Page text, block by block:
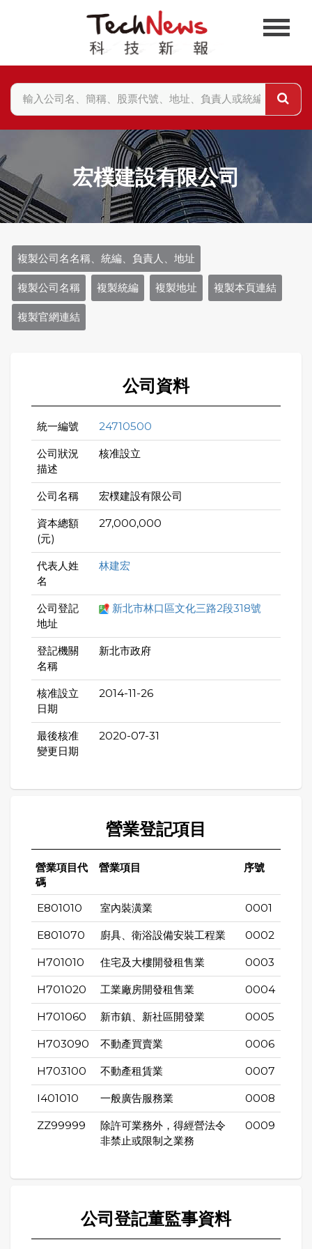
宏樸建設有限公司
複製公司名名稱、統編、負責人、地址
複製公司名稱 複製統編 複製地址 複製本頁連結
複製官網連結
公司資料
統一編號 24710500
公司狀況
描述
核准設立
公司名稱 宏樸建設有限公司
資本總額
(元)
27,000,000
代表人姓
名
林建宏
公司登記
地址
新北市林口區文化三路2段318號
登記機關
名稱
新北市政府
核准設立
日期
2014-11-26
最後核准
變更日期
2020-07-31
營業登記項目
營業項目代
碼
營業項目 序號
E801010 室內裝潢業 0001
E801070 廚具、衛浴設備安裝工程業 0002
H701010 住宅及大樓開發租售業 0003
H701020 工業廠房開發租售業 0004
H701060 新市鎮、新社區開發業 0005
H703090 不動產買賣業 0006
H703100 不動產租賃業 0007
I401010 一般廣告服務業 0008
ZZ99999
除許可業務外，得經營法令
非禁止或限制之業務
0009
公司登記董監事資料